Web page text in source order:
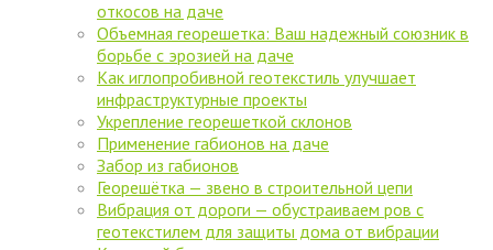
откосов на даче
Объемная георешетка: Ваш надежный союзник в
борьбе с эрозией на даче
Как иглопробивной геотекстиль улучшает
инфраструктурные проекты
Укрепление георешеткой склонов
Применение габионов на даче
Забор из габионов
Георешётка — звено в строительной цепи
Вибрация от дороги — обустраиваем ров с
геотекстилем для защиты дома от вибрации